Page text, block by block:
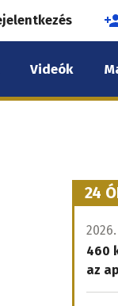
Videók
24
460
az